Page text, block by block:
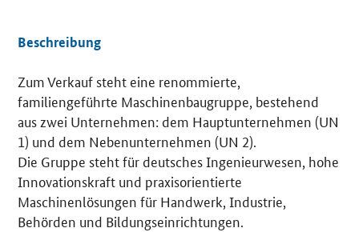
Details
Beschreibung
Zum Verkauf steht eine renommierte,
familiengeführte Maschinenbaugruppe, bestehend
aus zwei Unternehmen: dem Hauptunternehmen (UN
1) und dem Nebenunternehmen (UN 2).
Die Gruppe steht für deutsches Ingenieurwesen, hohe
Innovationskraft und praxisorientierte
Maschinenlösungen für Handwerk, Industrie,
Behörden und Bildungseinrichtungen.